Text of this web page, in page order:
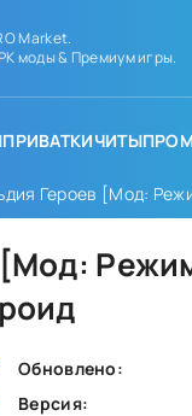
Market.
моды & Премиум игры.
ПРИВАТКИЧИТЫ
Героев [Мод:
Обновлено:
Версия: